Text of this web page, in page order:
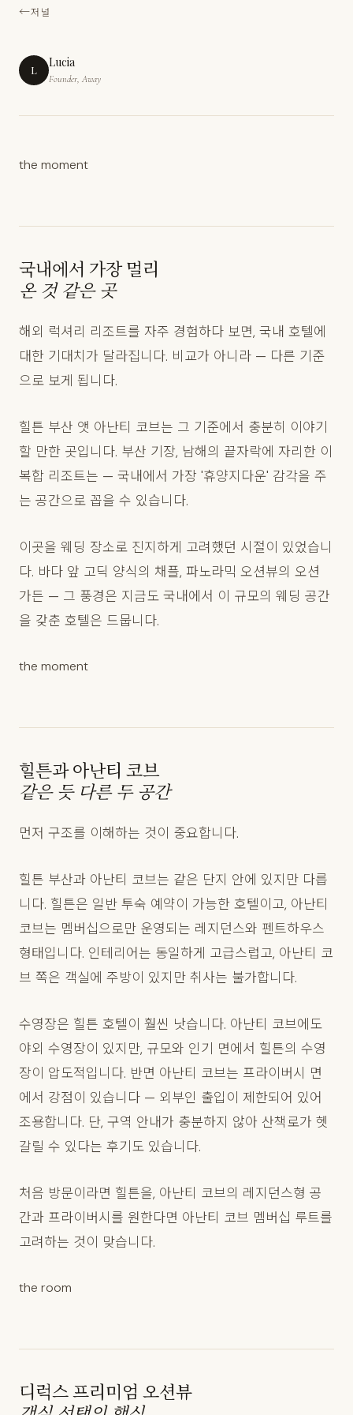
저널
L Lucia
Founder, Away
the moment
국내에서 가장 멀리
온 것 같은 곳
해외 럭셔리 리조트를 자주 경험하다 보면, 국내 호텔에
대한 기대치가 달라집니다. 비교가 아니라 — 다른 기준
으로 보게 됩니다.
힐튼 부산 앳 아난티 코브는 그 기준에서 충분히 이야기
할 만한 곳입니다. 부산 기장, 남해의 끝자락에 자리한 이
복합 리조트는 — 국내에서 가장 '휴양지다운' 감각을 주
는 공간으로 꼽을 수 있습니다.
이곳을 웨딩 장소로 진지하게 고려했던 시절이 있었습니
다. 바다 앞 고딕 양식의 채플, 파노라믹 오션뷰의 오션
가든 — 그 풍경은 지금도 국내에서 이 규모의 웨딩 공간
을 갖춘 호텔은 드뭅니다.
the moment
힐튼과 아난티 코브
같은 듯 다른 두 공간
먼저 구조를 이해하는 것이 중요합니다.
힐튼 부산과 아난티 코브는 같은 단지 안에 있지만 다릅
니다. 힐튼은 일반 투숙 예약이 가능한 호텔이고, 아난티
코브는 멤버십으로만 운영되는 레지던스와 펜트하우스
형태입니다. 인테리어는 동일하게 고급스럽고, 아난티 코
브 쪽은 객실에 주방이 있지만 취사는 불가합니다.
수영장은 힐튼 호텔이 훨씬 낫습니다. 아난티 코브에도
야외 수영장이 있지만, 규모와 인기 면에서 힐튼의 수영
장이 압도적입니다. 반면 아난티 코브는 프라이버시 면
에서 강점이 있습니다 — 외부인 출입이 제한되어 있어
조용합니다. 단, 구역 안내가 충분하지 않아 산책로가 헷
갈릴 수 있다는 후기도 있습니다.
처음 방문이라면 힐튼을, 아난티 코브의 레지던스형 공
간과 프라이버시를 원한다면 아난티 코브 멤버십 루트를
고려하는 것이 맞습니다.
the room
디럭스 프리미엄 오션뷰